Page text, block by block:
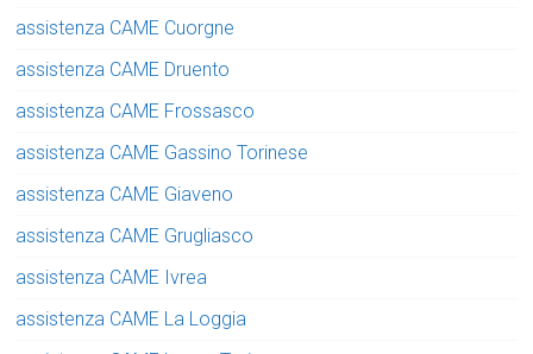
assistenza CAME Cuorgne
assistenza CAME Druento
assistenza CAME Frossasco
assistenza CAME Gassino Torinese
assistenza CAME Giaveno
assistenza CAME Grugliasco
assistenza CAME Ivrea
assistenza CAME La Loggia